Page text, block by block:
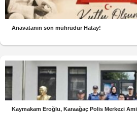
Anavatanın son mührüdür Hatay!
Kaymakam Eroğlu, Karaağaç Polis Merkezi